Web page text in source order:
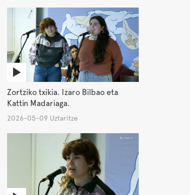
Zortziko txikia. Izaro Bilbao eta
Kattin Madariaga.
2026-05-09 Uztaritze